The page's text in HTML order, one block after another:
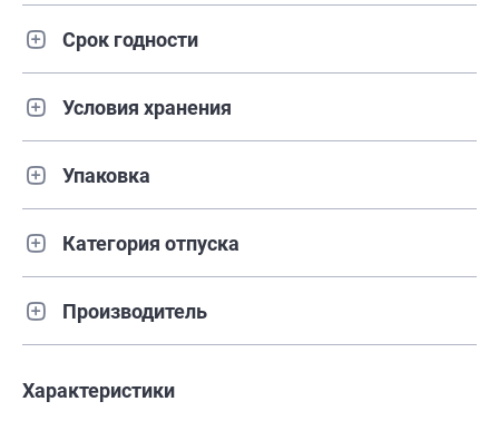
Срок годности
Условия хранения
Упаковка
Категория отпуска
Производитель
Характеристики